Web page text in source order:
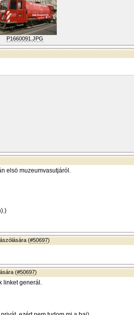
P1660091.JPG
elsö muzeumvasutjáról.
(#50697)
(#50697)
linket generál.